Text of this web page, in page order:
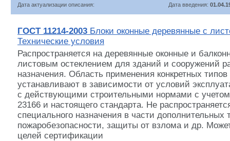
Дата актуализации описания:
Дата введения:
ГОСТ 11214-2003 Блоки оконные деревянные с
Технические условия
Распространяется на деревянные оконные и
листовым остеклением для зданий и сооружений
назначения. Область применения конкретных
устанавливают в зависимости от условий
с действующими строительными нормами с
23166 и настоящего стандарта. Не
специального назначения в части дополнительных
пожаробезопасности, защиты от взлома и др.
целей сертификации